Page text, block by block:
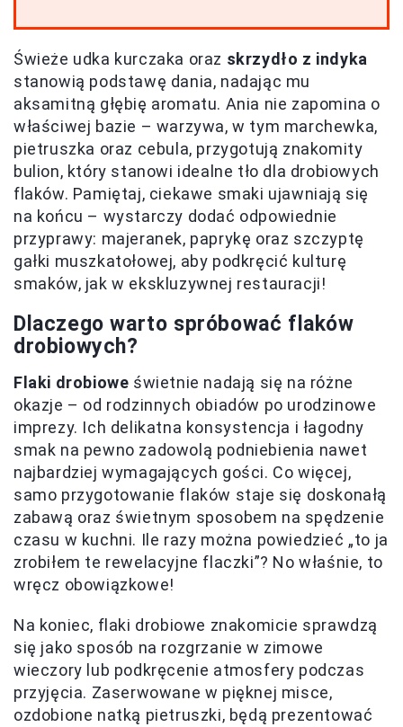
Świeże udka kurczaka oraz skrzydło z indyka
stanowią podstawę dania, nadając mu
aksamitną głębię aromatu. Ania nie zapomina o
właściwej bazie – warzywa, w tym marchewka,
pietruszka oraz cebula, przygotują znakomity
bulion, który stanowi idealne tło dla drobiowych
flaków. Pamiętaj, ciekawe smaki ujawniają się
na końcu – wystarczy dodać odpowiednie
przyprawy: majeranek, paprykę oraz szczyptę
gałki muszkatołowej, aby podkręcić kulturę
smaków, jak w ekskluzywnej restauracji!
Dlaczego warto spróbować flaków
drobiowych?
Flaki drobiowe świetnie nadają się na różne
okazje – od rodzinnych obiadów po urodzinowe
imprezy. Ich delikatna konsystencja i łagodny
smak na pewno zadowolą podniebienia nawet
najbardziej wymagających gości. Co więcej,
samo przygotowanie flaków staje się doskonałą
zabawą oraz świetnym sposobem na spędzenie
czasu w kuchni. Ile razy można powiedzieć „to ja
zrobiłem te rewelacyjne flaczki”? No właśnie, to
wręcz obowiązkowe!
Na koniec, flaki drobiowe znakomicie sprawdzą
się jako sposób na rozgrzanie w zimowe
wieczory lub podkręcenie atmosfery podczas
przyjęcia. Zaserwowane w pięknej misce,
ozdobione natką pietruszki, będą prezentować